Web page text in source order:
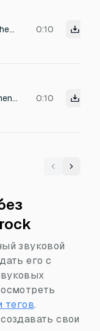
a single powerful heavy metal electric guitar strum that rings out for several seconds. 0:10
Lo-fi Rock Instrumental Remix (Bocchi style) Use a gentle intro (plucked guitar) → then a short chorus loop with drums 0:10
Previous
Next
звуковой
его с
тегов.
свои